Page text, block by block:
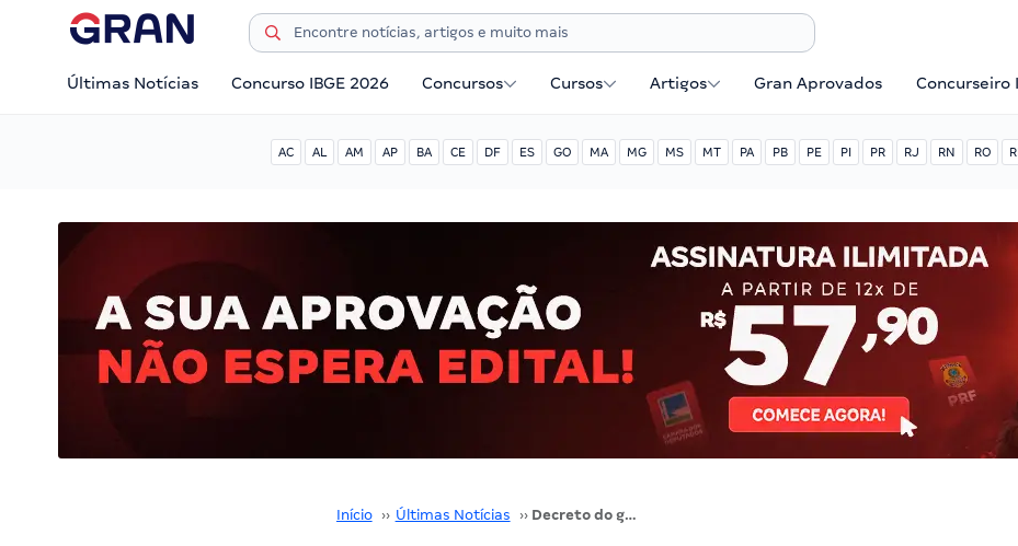
Últimas Notícias Concurso IBGE 2026 Concursos Cursos Artigos Gran Aprovados Concurseiro
AC AL AM AP BA CE DF ES GO MA MG MS MT PA PB PE PI PR RJ RN RO
Início ›› Últimas Notícias ›› Decreto do governo cria Programa para modernizar e aprimorar a gestão estratégica